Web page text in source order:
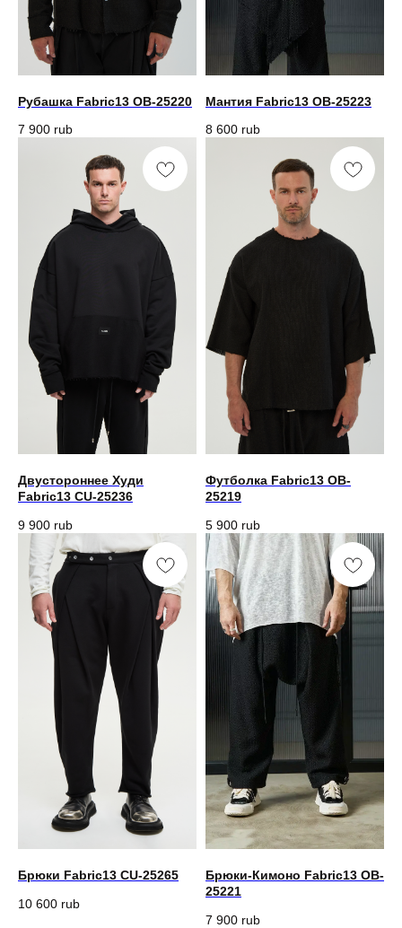
Рубашка Fabric13 OB-25220
7 900 rub
Мантия Fabric13 OB-25223
8 600 rub
Двустороннее Худи
Fabric13 CU-25236
9 900 rub
Футболка Fabric13 OB-
25219
5 900 rub
Брюки Fabric13 CU-25265
10 600 rub
Брюки-Кимоно Fabric13 OB-
25221
7 900 rub